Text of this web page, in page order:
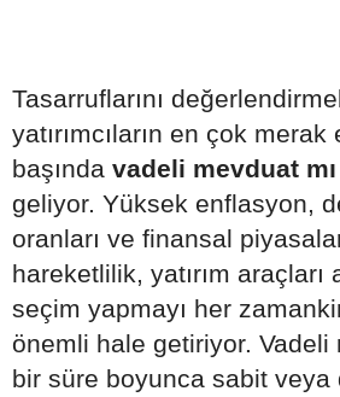
Tasarruflarını
yatırımcıların en çok
başında vadeli mevduat
geliyor. Yüksek enflasyon,
oranları ve finansal
hareketlilik, yatırım araçları
seçim yapmayı her
önemli hale getiriyor. Vadeli
bir süre boyunca sabit veya